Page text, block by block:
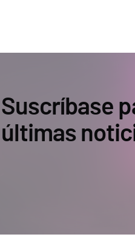
Suscríbase
últimas